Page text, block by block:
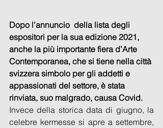
Dopo l’annuncio  della lista degli
espositori per la sua edizione 2021,
anche la più importante fiera d’Arte
Contemporanea, che si tiene nella città
svizzera simbolo per gli addetti e
appassionati del settore, è stata
rinviata, suo malgrado, causa Covid.
Invece della storica data di giugno, la
celebre kermesse si apre a settembre,